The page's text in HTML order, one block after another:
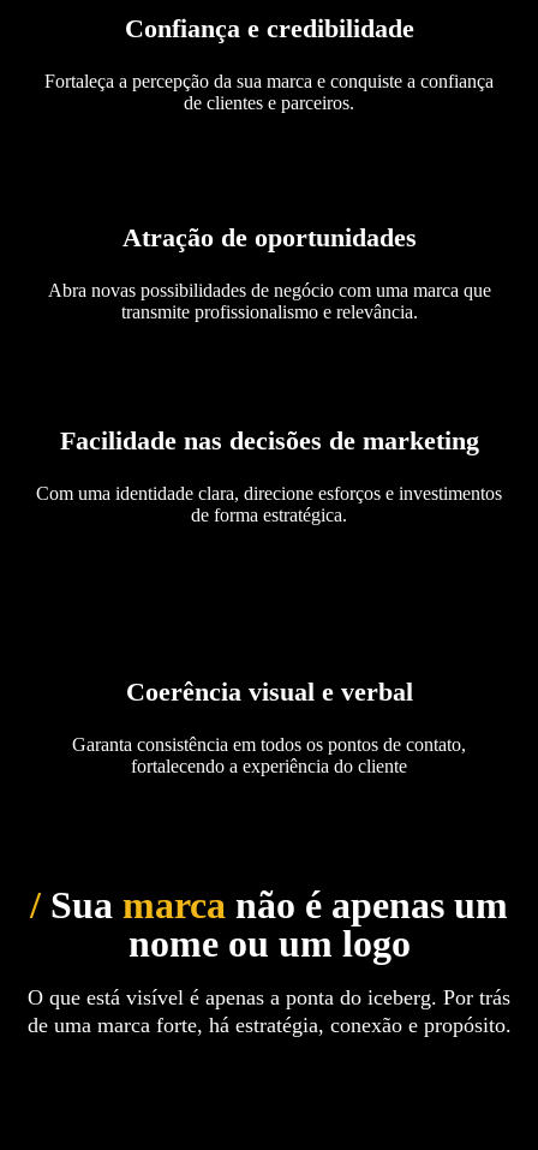
Confiança e credibilidade
Fortaleça a percepção da sua marca e conquiste a confiança
de clientes e parceiros.
Atração de oportunidades
Abra novas possibilidades de negócio com uma marca que
transmite profissionalismo e relevância.
Facilidade nas decisões de marketing
Com uma identidade clara, direcione esforços e investimentos
de forma estratégica.
Coerência visual e verbal
Garanta consistência em todos os pontos de contato,
fortalecendo a experiência do cliente
/ Sua marca não é apenas um
nome ou um logo
O que está visível é apenas a ponta do iceberg. Por trás
de uma marca forte, há estratégia, conexão e propósito.